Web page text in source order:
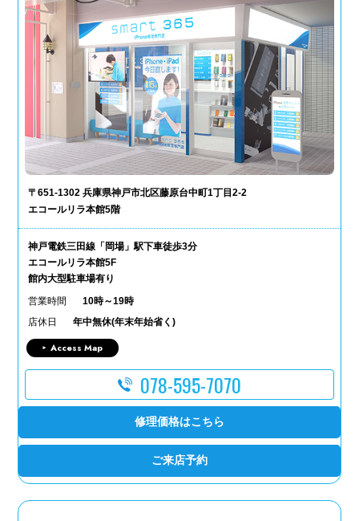
〒651-1302 兵庫県神戸市北区藤原台中町1丁目2-2
エコールリラ本館5階
神戸電鉄三田線「岡場」駅下車徒歩3分
エコールリラ本館5F
館内大型駐車場有り
営業時間
10時～19時
店休日
年中無休(年末年始省く)
Access Map
078-595-7070
修理価格はこちら
ご来店予約